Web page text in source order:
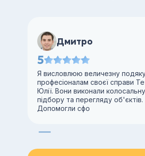
Дмитро
5
Я висловлюю величезну
професіоналам своєї справи
Юлії. Вони виконали
підбору та перегляду об'єктів.
Допомогли сфо